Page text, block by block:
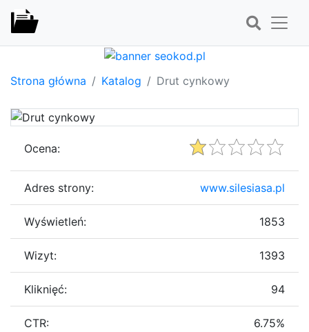
Strona główna Katalog Drut cynkowy
Ocena:
Adres strony: www.silesiasa.pl
Wyświetleń: 1853
Wizyt: 1393
Kliknięć: 94
CTR: 6.75%